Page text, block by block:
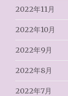
2022年11月
2022年10月
2022年9月
2022年8月
2022年7月